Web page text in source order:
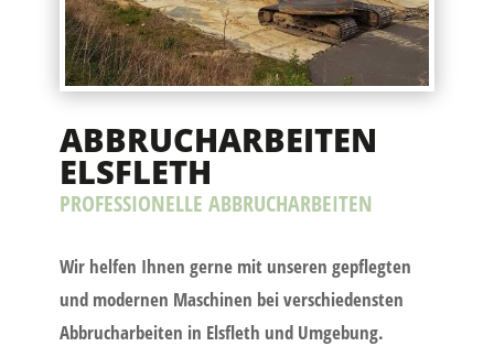
ABBRUCHARBEITEN
ELSFLETH
PROFESSIONELLE ABBRUCHARBEITEN
Wir helfen Ihnen gerne mit unseren gepflegten
und modernen Maschinen bei verschiedensten
Abbrucharbeiten in Elsfleth und Umgebung.